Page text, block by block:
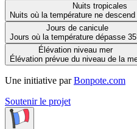
Nuits tropicales
Nuits où la température ne
Jours de canicule
Jours où la température dépasse
Élévation niveau mer
Élévation prévue du niveau de la
Une initiative par Bonpote.com
Soutenir le projet